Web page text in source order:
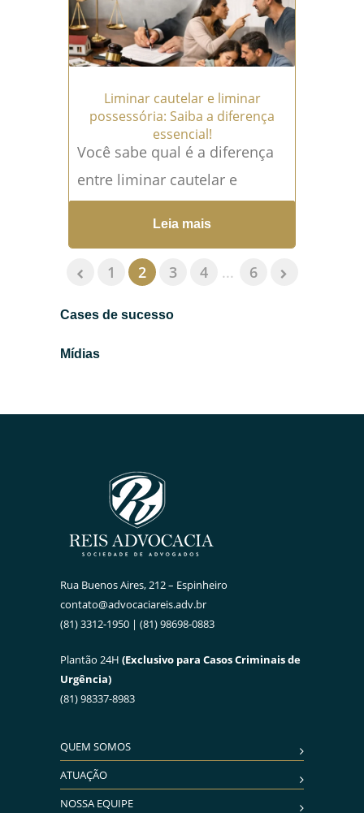
procedimentos...Leia mais →
Liminar cautelar e liminar
possessória: Saiba a diferença
essencial!
Você sabe qual é a diferença
entre liminar cautelar e
liminar possessória? Essa é
uma dúvida comum não só
entre clientes, mas até...
Leia
Leia mais
1 2 3 4 ... 6
Cases de sucesso
Mídias
Rua Buenos Aires, 212 – Espinheiro
contato@advocaciareis.adv.br
(81) 3312-1950 | (81) 98698-0883
Plantão 24H (Exclusivo para Casos Criminais de
Urgência)
(81) 98337-8983
QUEM SOMOS
ATUAÇÃO
NOSSA EQUIPE